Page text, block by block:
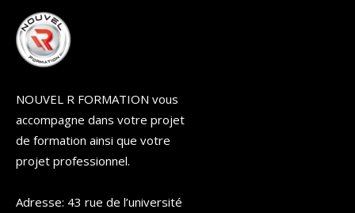
NOUVEL R FORMATION vous
accompagne dans votre projet
de formation ainsi que votre
projet professionnel.
Adresse: 43 rue de l’université